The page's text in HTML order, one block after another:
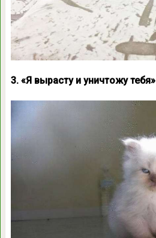
3. «Я вырасту и уничтожу тебя»